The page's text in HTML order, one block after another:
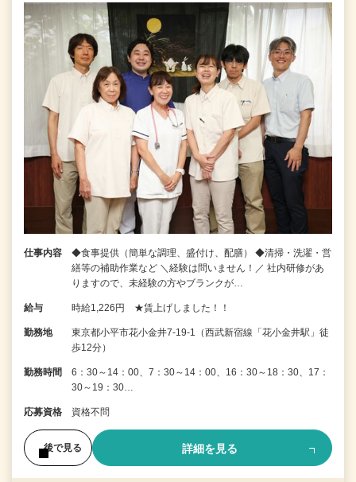
仕事内容
◆食事提供（簡単な調理、盛付け、配膳） ◆清掃・洗濯・営
繕等の補助作業など ＼経験は問いません！／ 社内研修があ
りますので、未経験の方やブランクが…
給与 時給1,226円 ★賃上げしました！！
勤務地
東京都小平市花小金井7‐19‐1（西武新宿線「花小金井駅」徒
歩12分）
勤務時間
6：30～14：00、7：30～14：00、16：30～18：30、17：
30～19：30…
応募資格 資格不問
後で見る 詳細を見る